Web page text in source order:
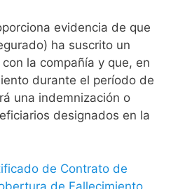
evidencia de que
ha suscrito un
la compañía y que, en
durante el período de
una indemnización o
designados en la
de Contrato de
de Fallecimiento